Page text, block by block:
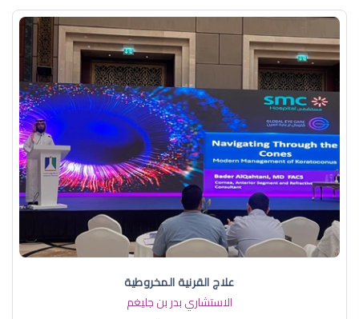
علاج القرنية المخروطية
الاستشاري بدر بن جليغم